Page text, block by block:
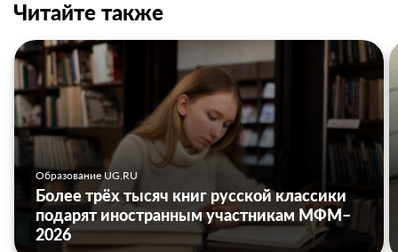
Читайте также
Образование UG.RU
Более трёх тысяч книг русской классики
подарят иностранным участникам МФМ–
2026